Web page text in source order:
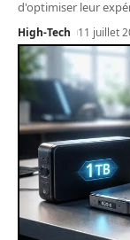
d'optimiser leur
High-Tech 11 juillet